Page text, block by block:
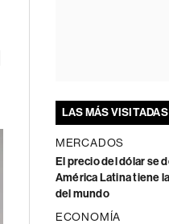
LAS MÁS VISITADAS
MERCADOS
El precio del dólar se
América Latina tiene
del mundo
ECONOMÍA